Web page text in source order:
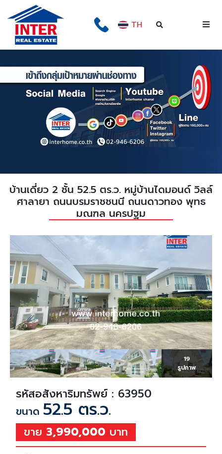
TH
บ้านเดี่ยว 2 ชั้น 52.5 ตร.ว. หมู่บ้านไดมอนด์ วิลล์
ศาลายา ถนนบรมราชชนนี ถนนดาวทอง พุทธ
มณฑล นครปฐม
19
รูปภาพ
รหัสอสังหาริมทรัพย์ : 63950
ขนาด 52.5 ตร.ว.
ขาย 3,990,000 บาท